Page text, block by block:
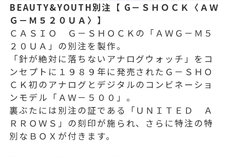
BEAUTY&YOUTH別注【 G－ＳＨＯＣＫ〈ＡＷ
Ｇ－Ｍ５２０ＵＡ〉】
ＣＡＳＩＯ Ｇ－ＳＨＯＣＫの「ＡＷＧ－Ｍ５
２０ＵＡ」の別注を製作。
「針が絶対に落ちないアナログウォッチ」をコ
ンセプトに１９８９年に発売されたＧ－ＳＨＯ
ＣＫ初のアナログとデジタルのコンビネーショ
ンモデル「ＡＷ－５００」。
裏ぶたには別注の証である「ＵＮＩＴＥＤ Ａ
ＲＲＯＷＳ」の刻印が施られ、さらに特注の特
別なＢＯＸが付きます。